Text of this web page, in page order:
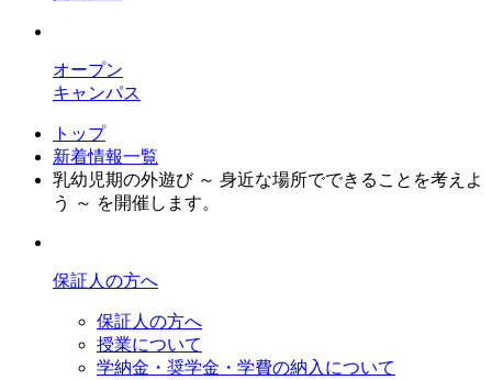
オープン
キャンパス
トップ
新着情報一覧
乳幼児期の外遊び ～ 身近な場所でできることを考えよ
う ～ を開催します。
保証人の方へ
保証人の方へ
授業について
学納金・奨学金・学費の納入について